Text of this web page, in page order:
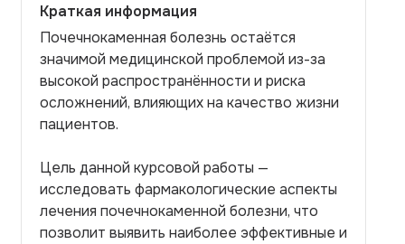
Краткая информация
Почечнокаменная болезнь остаётся
значимой медицинской проблемой из-за
высокой распространённости и риска
осложнений, влияющих на качество жизни
пациентов.
Цель данной курсовой работы —
исследовать фармакологические аспекты
лечения почечнокаменной болезни, что
позволит выявить наиболее эффективные и